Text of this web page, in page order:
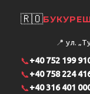
🇷🇴
📍 ул.
📞+40 752 199
📞+40 758 224
📞+40 316 401